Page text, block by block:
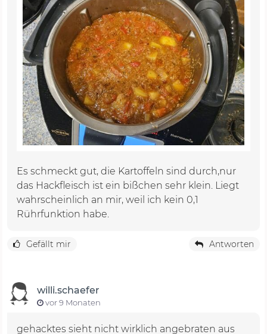
Es schmeckt gut, die Kartoffeln sind durch,nur
das Hackfleisch ist ein bißchen sehr klein. Liegt
wahrscheinlich an mir, weil ich kein 0,1
Rührfunktion habe.
Gefällt mir Antworten
willi.schaefer
vor 9 Monaten
gehacktes sieht nicht wirklich angebraten aus